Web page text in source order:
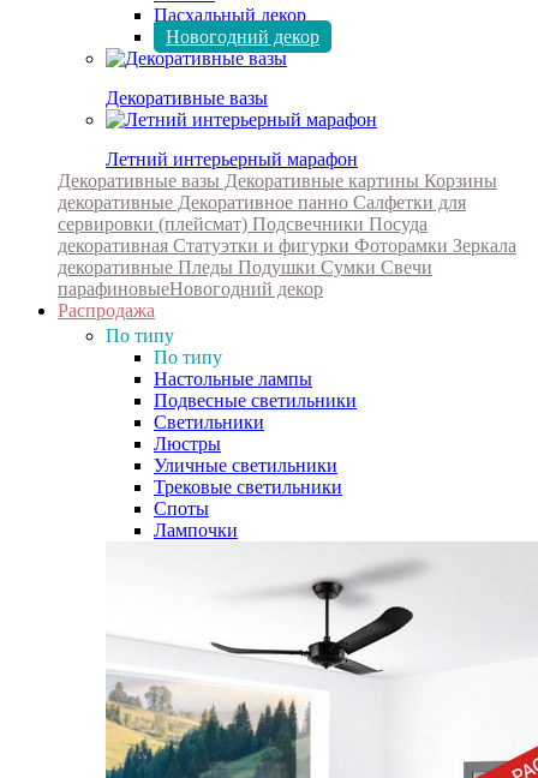
Пасхальный декор
Новогодний декор
Декоративные вазы
Летний интерьерный марафон
Декоративные вазы Декоративные картины Корзины
декоративные Декоративное панно Салфетки для
сервировки (плейсмат) Подсвечники Посуда
декоративная Статуэтки и фигурки Фоторамки Зеркала
декоративные Пледы Подушки Сумки Свечи
парафиновыеНовогодний декор
Распродажа
По типу
По типу
Настольные лампы
Подвесные светильники
Светильники
Люстры
Уличные светильники
Трековые светильники
Споты
Лампочки